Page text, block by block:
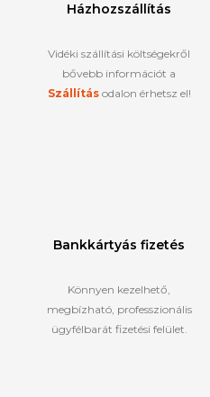
Házhozszállítás
Vidéki szállítási költségekről
bővebb információt a
Szállítás odalon érhetsz el!
Bankkártyás fizetés
Könnyen kezelhető,
megbízható, professzionális
ügyfélbarát fizetési felület.